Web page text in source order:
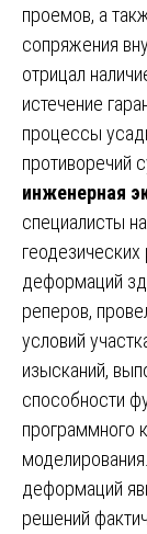
проемов, а
сопряжения
отрицал
истечение
процессы
противоречий
инженерная
специалисты
деформаций
реперов,
условий
изысканий,
способности
программного
деформаций
решений